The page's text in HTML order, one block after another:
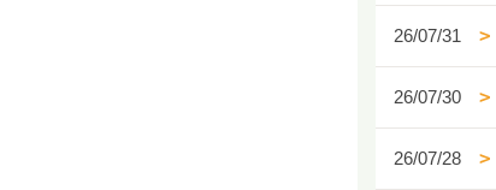
26/07/31
26/07/30
26/07/28